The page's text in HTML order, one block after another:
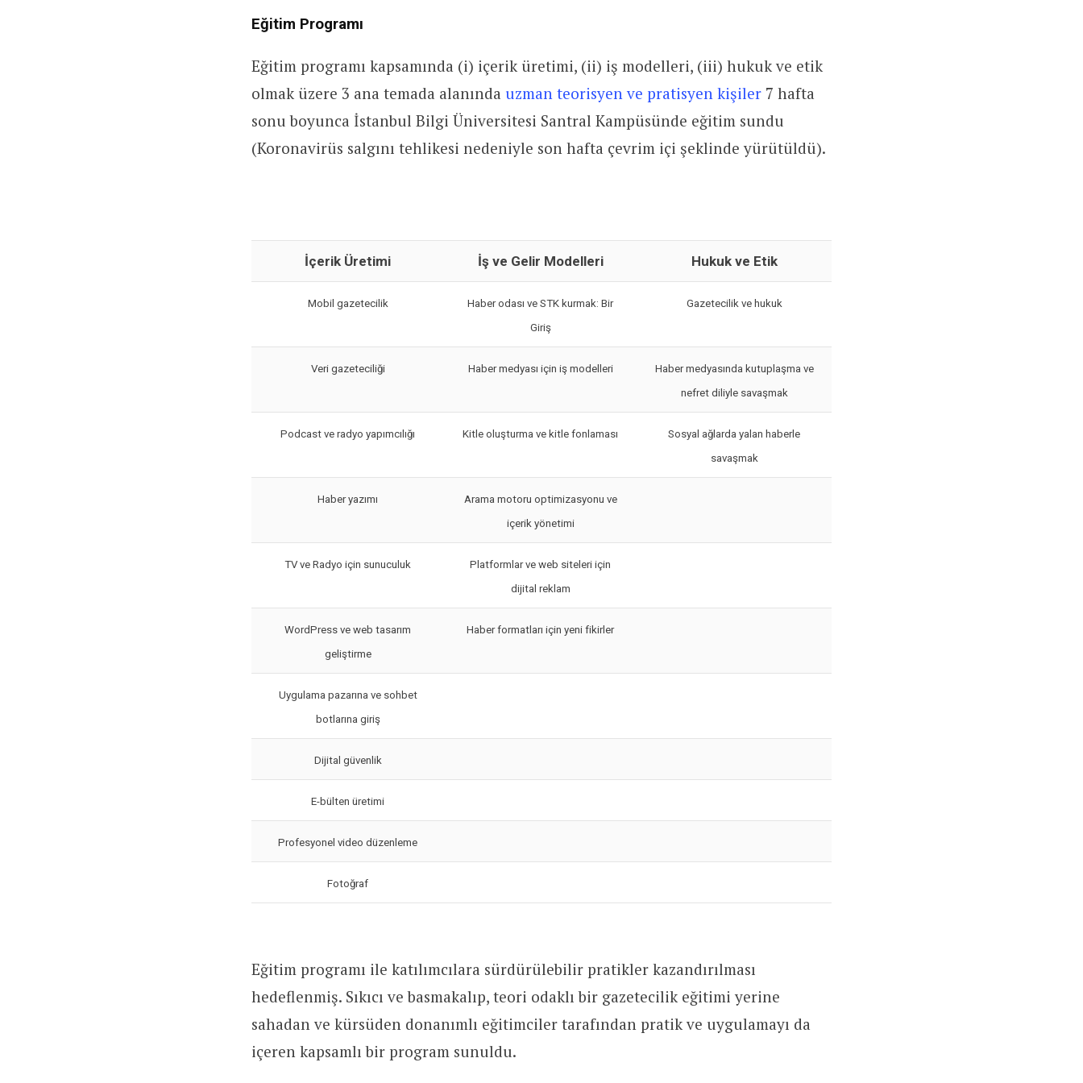
Eğitim Programı
Eğitim programı kapsamında (i) içerik üretimi, (ii) iş modelleri, (iii) hukuk ve etik
olmak üzere 3 ana temada alanında uzman teorisyen ve pratisyen kişiler 7 hafta
sonu boyunca İstanbul Bilgi Üniversitesi Santral Kampüsünde eğitim sundu
(Koronavirüs salgını tehlikesi nedeniyle son hafta çevrim içi şeklinde yürütüldü).
İçerik Üretimi İş ve Gelir Modelleri Hukuk ve Etik
Mobil gazetecilik
Haber odası ve STK kurmak: Bir
Giriş
Gazetecilik ve hukuk
Veri gazeteciliği Haber medyası için iş modelleri
Haber medyasında kutuplaşma ve
nefret diliyle savaşmak
Podcast ve radyo yapımcılığı Kitle oluşturma ve kitle fonlaması
Sosyal ağlarda yalan haberle
savaşmak
Haber yazımı
Arama motoru optimizasyonu ve
içerik yönetimi
TV ve Radyo için sunuculuk
Platformlar ve web siteleri için
dijital reklam
WordPress ve web tasarım
geliştirme
Haber formatları için yeni fikirler
Uygulama pazarına ve sohbet
botlarına giriş
Dijital güvenlik
E-bülten üretimi
Profesyonel video düzenleme
Fotoğraf
Eğitim programı ile katılımcılara sürdürülebilir pratikler kazandırılması
hedeflenmiş. Sıkıcı ve basmakalıp, teori odaklı bir gazetecilik eğitimi yerine
sahadan ve kürsüden donanımlı eğitimciler tarafından pratik ve uygulamayı da
içeren kapsamlı bir program sunuldu.